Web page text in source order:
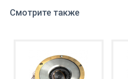
Смотрите также